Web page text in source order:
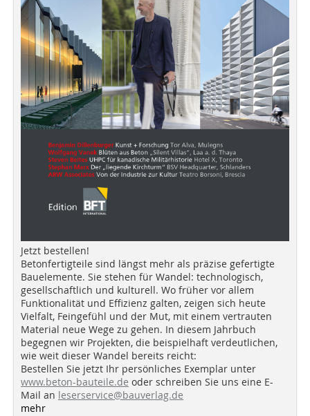
Jetzt bestellen!
Betonfertigteile sind längst mehr als präzise gefertigte
Bauelemente. Sie stehen für Wandel: technologisch,
gesellschaftlich und kulturell. Wo früher vor allem
Funktionalität und Effizienz galten, zeigen sich heute
Vielfalt, Feingefühl und der Mut, mit einem vertrauten
Material neue Wege zu gehen. In diesem Jahrbuch
begegnen wir Projekten, die beispielhaft verdeutlichen,
wie weit dieser Wandel bereits reicht:
Bestellen Sie jetzt Ihr persönliches Exemplar unter
www.beton-bauteile.de oder schreiben Sie uns eine E-
Mail an leserservice@bauverlag.de
mehr